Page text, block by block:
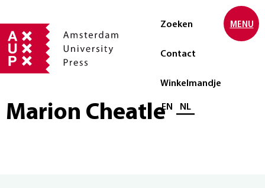
Zoeken
Contact
Winkelmandje
Selecteer taal
EN NL
MENU
Marion Cheatle